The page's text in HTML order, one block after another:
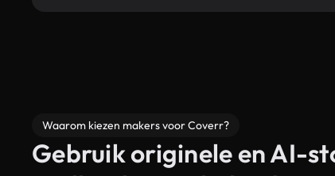
Waarom kiezen makers voor Coverr?
Gebruik originele en AI-